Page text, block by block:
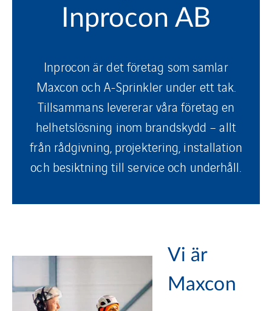
Inprocon AB
Inprocon är det företag som samlar
Maxcon och A-Sprinkler under ett tak.
Tillsammans levererar våra företag en
helhetslösning inom brandskydd – allt
från rådgivning, projektering, installation
och besiktning till service och underhåll.
Vi är
Maxcon